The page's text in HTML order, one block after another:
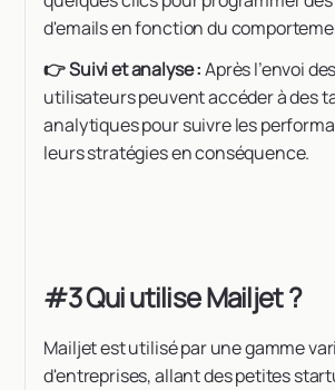
d'emails en fonction du
👉 Suivi et analyse :Après l’envoi
utilisateurs peuvent accéder à des
analytiques pour suivre les
leurs stratégies en conséquence.
#3 Qui utilise Mailjet ?
Mailjet est utilisé par une gamme
d'entreprises, allant des petites